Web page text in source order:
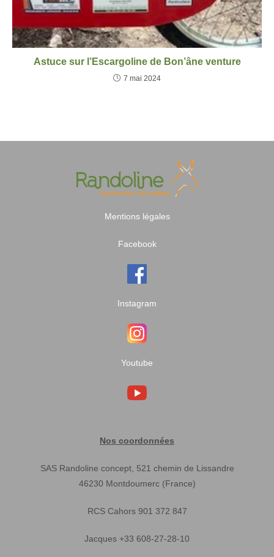
Astuce sur l’Escargoline de Bon’âne venture
7 mai 2024
Mentions légales
Facebook
Instagram
Youtube
Nos coordonnées
SAS Randoline concept, 521 chemin de Lissandre
46230 Montdoumerc (France)
RCS Cahors 901 372 847
Jacques +33 608-27-28-10